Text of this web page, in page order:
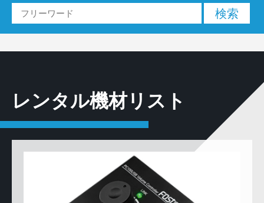
レンタル機材リスト